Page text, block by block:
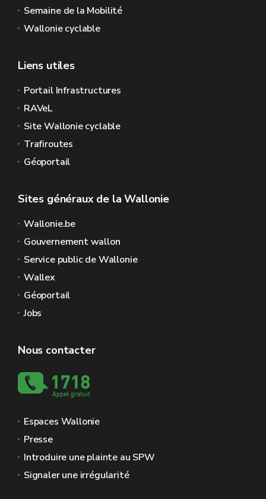
Semaine de la Mobilité
Wallonie cyclable
Liens utiles
Portail Infrastructures
RAVeL
Site Wallonie cyclable
Trafiroutes
Géoportail
Sites généraux de la Wallonie
Wallonie.be
Gouvernement wallon
Service public de Wallonie
Wallex
Géoportail
Jobs
Nous contacter
Espaces Wallonie
Presse
Introduire une plainte au SPW
Signaler une irrégularité